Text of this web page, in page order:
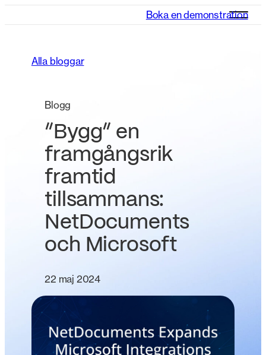
Boka en demonstration
Alla bloggar
Blogg
”Bygg” en
framgångsrik
framtid
tillsammans:
NetDocuments
och Microsoft
22 maj 2024